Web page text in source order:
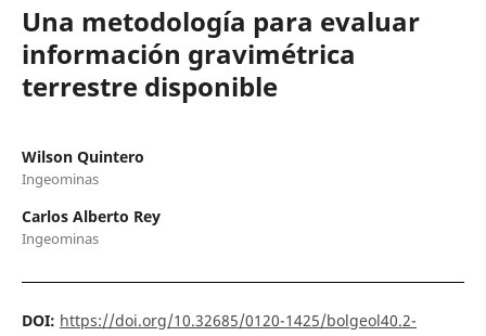
Una metodología para evaluar
información gravimétrica
terrestre disponible
Wilson Quintero
Ingeominas
Carlos Alberto Rey
Ingeominas
DOI: https://doi.org/10.32685/0120-1425/bolgeol40.2-